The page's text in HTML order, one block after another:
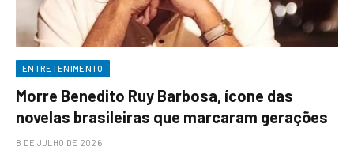
ENTRETENIMENTO
Morre Benedito Ruy Barbosa, ícone das
novelas brasileiras que marcaram gerações
8 DE JULHO DE 2026